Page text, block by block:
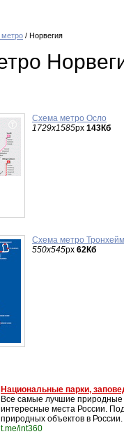
/ Норвегия
Схема метро Осло
1729x1585px 143Кб
Схема метро
550x545px 62Кб
Национальные парки,
Все самые лучшие природные
интересные места России.
природных объектов в России.
t.me/int360